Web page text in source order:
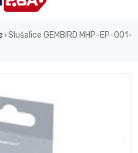
› Slušalice GEMBIRD MHP-EP-001-